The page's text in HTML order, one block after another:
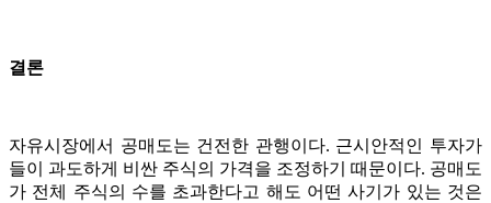
결론
자유시장에서 공매도는 건전한 관행이다. 근시안적인 투자가
들이 과도하게 비싼 주식의 가격을 조정하기 때문이다. 공매도
가 전체 주식의 수를 초과한다고 해도 어떤 사기가 있는 것은